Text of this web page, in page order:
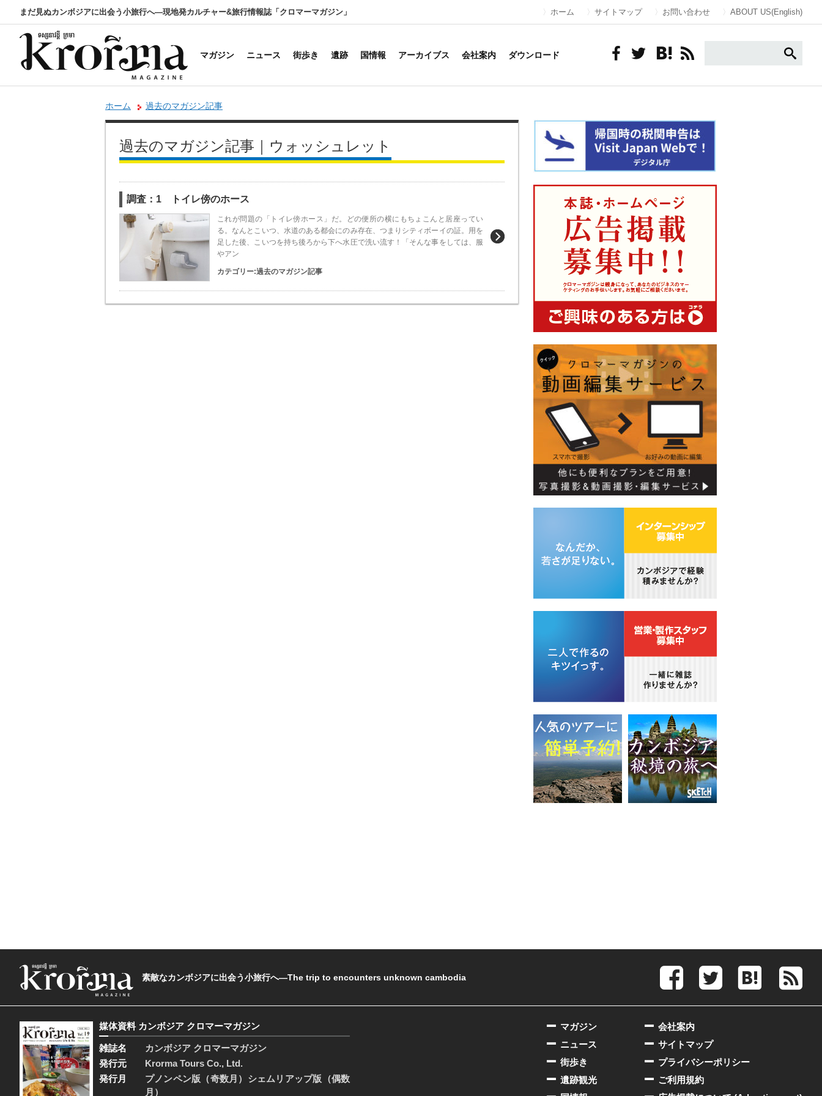
まだ見ぬカンボジアに出会う小旅行へ―現地発カルチャー&旅行情報誌「クロマーマガジン」 ホーム サイトマップ お問い合わせ ABOUT US(English)
マガジン ニュース 街歩き 遺跡 国情報 アーカイブス 会社案内 ダウンロード
ホーム 過去のマガジン記事
過去のマガジン記事｜ウォッシュレット
調査：1 トイレ傍のホース
これが問題の「トイレ傍ホース」だ。どの便所の横にもちょこんと居座ってい
る。なんとこいつ、水道のある都会にのみ存在、つまりシティボーイの証。用を
足した後、こいつを持ち後ろから下へ水圧で洗い流す！「そんな事をしては、服
やアン
カテゴリー:過去のマガジン記事
素敵なカンボジアに出会う小旅行へ―The trip to encounters unknown cambodia
媒体資料 カンボジア クロマーマガジン
雑誌名
カンボジア クロマーマガジン
発行元
Krorma Tours Co., Ltd.
発行月
プノンペン版（奇数月）シェムリアップ版（偶数
月）
会社案内
サイトマップ
プライバシーポリシー
ご利用規約
マガジン
ニュース
街歩き
遺跡観光